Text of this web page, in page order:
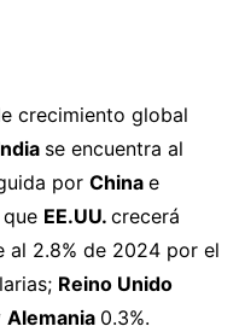
crecimiento global
se encuentra al
por China e
EE.UU. crecerá
al 2.8% de 2024 por el
Reino Unido
Alemania 0.3%.